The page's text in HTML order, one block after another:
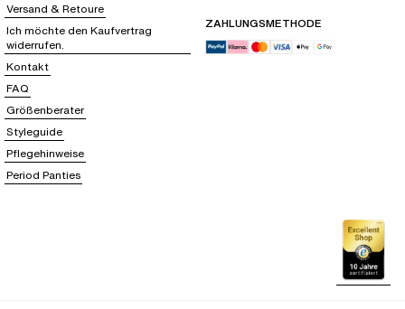
Versand & Retoure
Ich möchte den Kaufvertrag
widerrufen.
Kontakt
FAQ
Größenberater
Styleguide
Pflegehinweise
Period Panties
ZAHLUNGSMETHODE